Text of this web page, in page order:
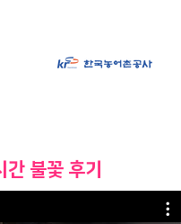
간 불꽃 후기